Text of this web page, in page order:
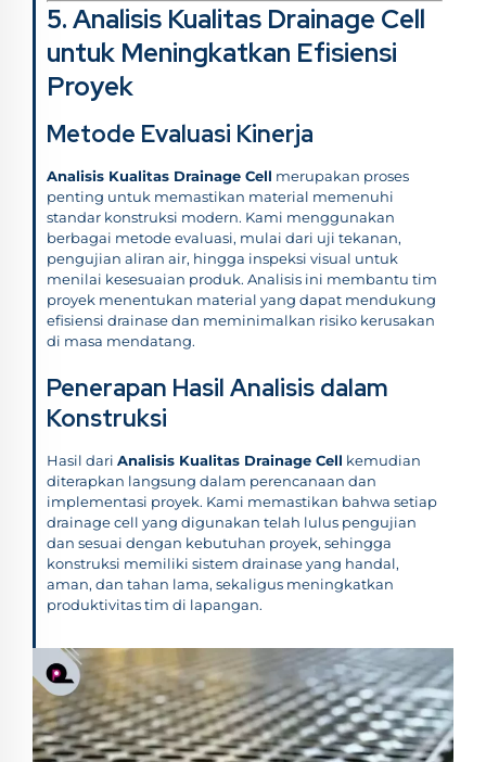
5. Analisis Kualitas Drainage Cell
untuk Meningkatkan Efisiensi
Proyek
Metode Evaluasi Kinerja
Analisis Kualitas Drainage Cell merupakan proses
penting untuk memastikan material memenuhi
standar konstruksi modern. Kami menggunakan
berbagai metode evaluasi, mulai dari uji tekanan,
pengujian aliran air, hingga inspeksi visual untuk
menilai kesesuaian produk. Analisis ini membantu tim
proyek menentukan material yang dapat mendukung
efisiensi drainase dan meminimalkan risiko kerusakan
di masa mendatang.
Penerapan Hasil Analisis dalam
Konstruksi
Hasil dari Analisis Kualitas Drainage Cell kemudian
diterapkan langsung dalam perencanaan dan
implementasi proyek. Kami memastikan bahwa setiap
drainage cell yang digunakan telah lulus pengujian
dan sesuai dengan kebutuhan proyek, sehingga
konstruksi memiliki sistem drainase yang handal,
aman, dan tahan lama, sekaligus meningkatkan
produktivitas tim di lapangan.